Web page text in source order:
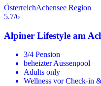
ÖsterreichAchensee Region
5.7/6
Alpiner Lifestyle am
3/4 Pension
beheizter Aussenpool
Adults only
Wellness vor Check-in